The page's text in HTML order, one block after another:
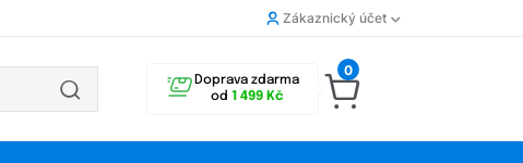
Zákaznický účet
Doprava zdarma
od 1 499 Kč
0